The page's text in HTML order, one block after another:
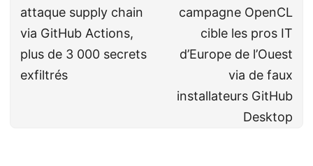
attaque supply chain
via GitHub Actions,
plus de 3 000 secrets
exfiltrés
campagne OpenCL
cible les pros IT
d’Europe de l’Ouest
via de faux
installateurs GitHub
Desktop